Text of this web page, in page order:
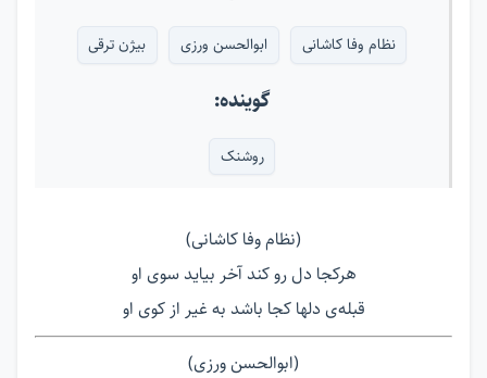
نظام وفا کاشانی ابوالحسن ورزی بیژن ترقی
گوینده:
روشنک
(نظام وفا کاشانی)
هرکجا دل رو کند آخر بیاید سوی او
قبله‌ی دلها کجا باشد به غیر از کوی او
(ابوالحسن ورزی)